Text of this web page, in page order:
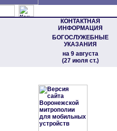
КОНТАКТНАЯ
ИНФОРМАЦИЯ
БОГОСЛУЖЕБНЫЕ
УКАЗАНИЯ
на 9 августа
(27 июля ст.)